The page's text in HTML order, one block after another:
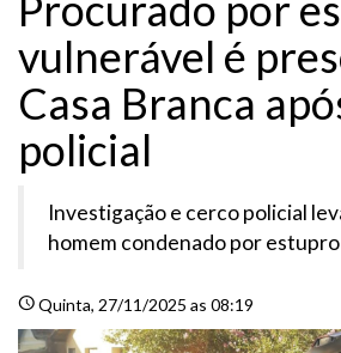
vulnerável é
Casa Branca
policial
Investigação e cerco policial
homem condenado por
scheduleQuinta, 27/11/2025 as 08:19